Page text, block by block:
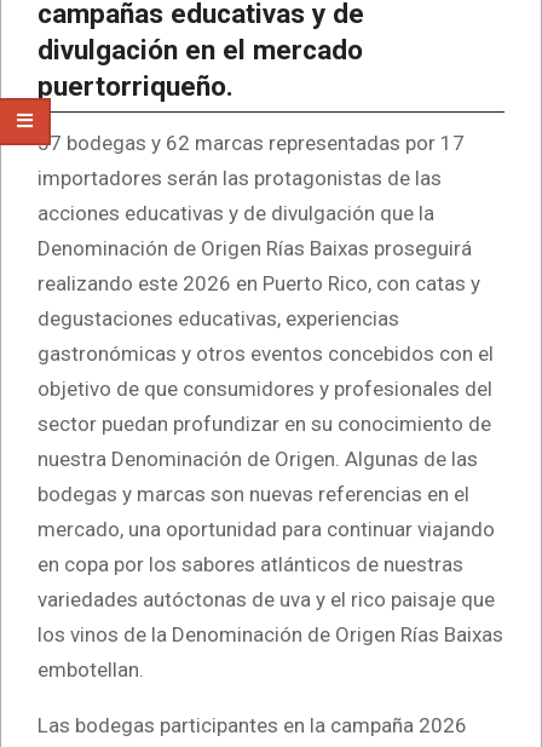
campañas educativas y de
divulgación en el mercado
puertorriqueño.
37 bodegas y 62 marcas representadas por 17
importadores serán las protagonistas de las
acciones educativas y de divulgación que la
Denominación de Origen Rías Baixas proseguirá
realizando este 2026 en Puerto Rico, con catas y
degustaciones educativas, experiencias
gastronómicas y otros eventos concebidos con el
objetivo de que consumidores y profesionales del
sector puedan profundizar en su conocimiento de
nuestra Denominación de Origen. Algunas de las
bodegas y marcas son nuevas referencias en el
mercado, una oportunidad para continuar viajando
en copa por los sabores atlánticos de nuestras
variedades autóctonas de uva y el rico paisaje que
los vinos de la Denominación de Origen Rías Baixas
embotellan.
Las bodegas participantes en la campaña 2026